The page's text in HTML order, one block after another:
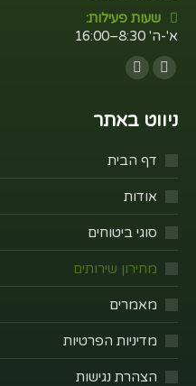
שעות פעילות:
א'-ה' 8:30–16:00
Find us on:
Facebook
Whatsapp
ניווט באתר
דף הבית
אודות
סוגי ביטוחים
מחירון שירותים
מאמרים
מדיניות הפרטיות
הצהרת נגישות